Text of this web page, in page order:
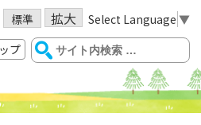
標準 拡大 Select Language ▼
プ